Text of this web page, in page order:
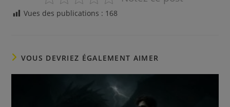
Vues des publications : 168
VOUS DEVRIEZ ÉGALEMENT AIMER